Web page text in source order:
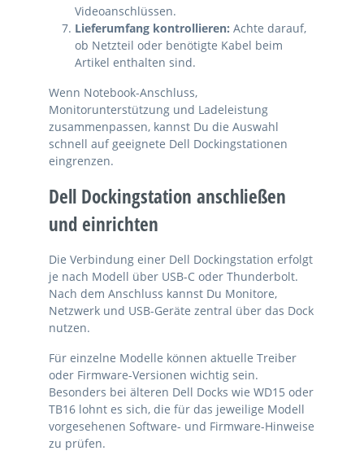
Videoanschlüssen.
Lieferumfang kontrollieren: Achte darauf,
ob Netzteil oder benötigte Kabel beim
Artikel enthalten sind.
Wenn Notebook-Anschluss,
Monitorunterstützung und Ladeleistung
zusammenpassen, kannst Du die Auswahl
schnell auf geeignete Dell Dockingstationen
eingrenzen.
Dell Dockingstation anschließen
und einrichten
Die Verbindung einer Dell Dockingstation erfolgt
je nach Modell über USB-C oder Thunderbolt.
Nach dem Anschluss kannst Du Monitore,
Netzwerk und USB-Geräte zentral über das Dock
nutzen.
Für einzelne Modelle können aktuelle Treiber
oder Firmware-Versionen wichtig sein.
Besonders bei älteren Dell Docks wie WD15 oder
TB16 lohnt es sich, die für das jeweilige Modell
vorgesehenen Software- und Firmware-Hinweise
zu prüfen.